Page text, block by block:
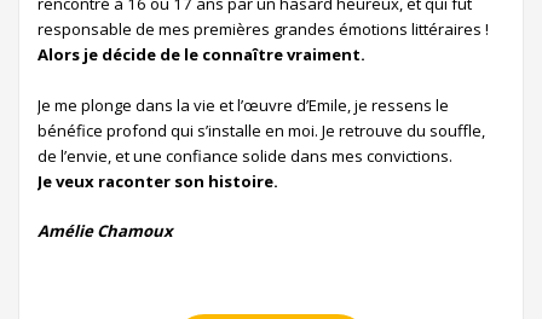
responsable de mes premières grandes émotions littéraires !
Alors je décide de le connaître vraiment.
Je me plonge dans la vie et l’œuvre d’Emile, je ressens le
bénéfice profond qui s’installe en moi. Je retrouve du souffle,
de l’envie, et une confiance solide dans mes convictions.
Je veux raconter son histoire.
Amélie Chamoux